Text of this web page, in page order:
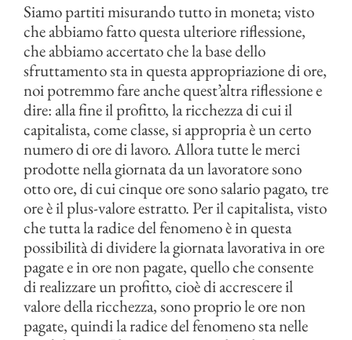
Siamo partiti misurando tutto in moneta; visto
che abbiamo fatto questa ulteriore riflessione,
che abbiamo accertato che la base dello
sfruttamento sta in questa appropriazione di ore,
noi potremmo fare anche quest’altra riflessione e
dire: alla fine il profitto, la ricchezza di cui il
capitalista, come classe, si appropria è un certo
numero di ore di lavoro. Allora tutte le merci
prodotte nella giornata da un lavoratore sono
otto ore, di cui cinque ore sono salario pagato, tre
ore è il plus-valore estratto. Per il capitalista, visto
che tutta la radice del fenomeno è in questa
possibilità di dividere la giornata lavorativa in ore
pagate e in ore non pagate, quello che consente
di realizzare un profitto, cioè di accrescere il
valore della ricchezza, sono proprio le ore non
pagate, quindi la radice del fenomeno sta nelle